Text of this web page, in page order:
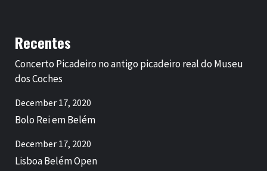
Recentes
Concerto Picadeiro no antigo picadeiro real do Museu
dos Coches
December 17, 2020
Bolo Rei em Belém
December 17, 2020
Lisboa Belém Open